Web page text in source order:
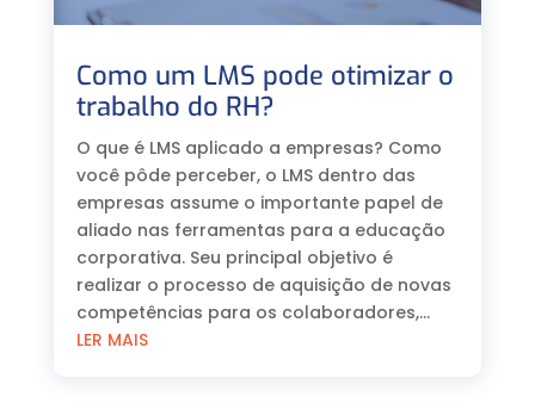
Como um LMS pode otimizar o
trabalho do RH?
O que é LMS aplicado a empresas? Como
você pôde perceber, o LMS dentro das
empresas assume o importante papel de
aliado nas ferramentas para a educação
corporativa. Seu principal objetivo é
realizar o processo de aquisição de novas
competências para os colaboradores,...
LER MAIS